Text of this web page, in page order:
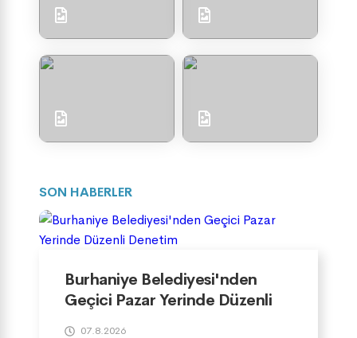
SON HABERLER
Burhaniye Belediyesi'nden
Geçici Pazar Yerinde Düzenli
Denetim
07.8.2026